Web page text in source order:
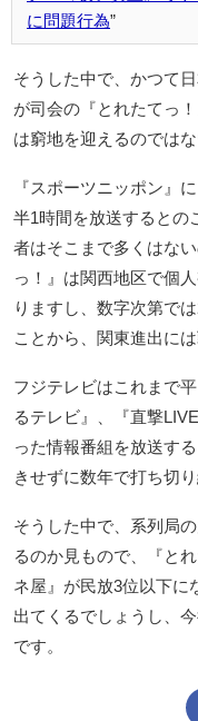
に問題行為
そうした中で、かつて
が司会の『とれたてっ
は窮地を迎えるのでは
『スポーツニッポン』
半1時間を放送するとの
者はそこまで多くはな
っ！』は関西地区で個
りますし、数字次第で
ことから、関東進出に
フジテレビはこれまで
るテレビ』、『直撃
った情報番組を放送す
きせずに数年で打ち切
そうした中で、系列局
るのか見もので、『と
ネ屋』が民放3位以下に
出てくるでしょうし、
です。